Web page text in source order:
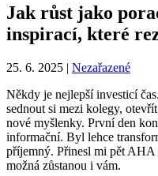
Jak růst jako
inspirací, které
25. 6. 2025 | Nezařazené
Někdy je nejlepší investicí
sednout si mezi kolegy,
nové myšlenky. První den
informační. Byl lehce
příjemný. Přinesl mi pět AHA
možná zůstanou i vám.